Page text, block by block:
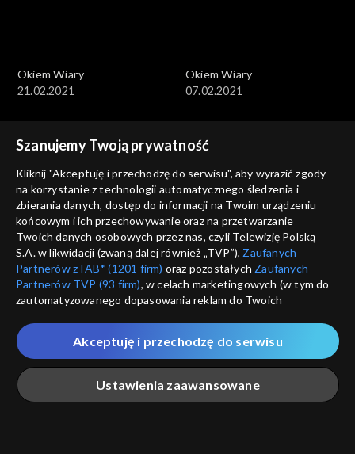
Okiem Wiary
21.02.2021
Okiem Wiary
07.02.2021
Okiem Wiary
31.01.2021
Okiem Wiary
24.01.2021
Okiem Wiary
17.01.2021
Okiem Wiary
10.01.2021
Szanujemy Twoją prywatność
Kliknij "Akceptuję i przechodzę do serwisu", aby wyrazić zgody
na korzystanie z technologii automatycznego śledzenia i
zbierania danych, dostęp do informacji na Twoim urządzeniu
końcowym i ich przechowywanie oraz na przetwarzanie
Twoich danych osobowych przez nas, czyli Telewizję Polską
S.A. w likwidacji (zwaną dalej również „TVP”), Zaufanych
Partnerów z IAB* (1201 firm) oraz pozostałych Zaufanych
Partnerów TVP (93 firm), w celach marketingowych (w tym do
zautomatyzowanego dopasowania reklam do Twoich
które wskazujemy poniżej, a także zgody na udostępnianie
przez nas identyfikatora PPID do Google.
Twoje dane osobowe zbierane podczas odwiedzania przez
Ciebie naszych
poszczególnych serwisówzwanych dalej
„Portalem”, w tym informacje zapisywane za pomocą
Ustawienia zaawansowane
Akceptuję i przechodzę do serwisu